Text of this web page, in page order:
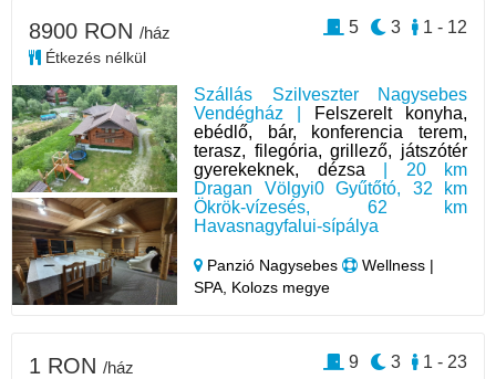
Szállás Szilveszter Nagysebes
Vendégház |
Felszerelt konyha,
ebédlő, bár, konferencia terem,
terasz, filegória, grillező, játszótér
gyerekeknek, dézsa | 20 km
Dragan Völgyi0 Gyűtőtó, 32 km
Ökrök-vízesés, 62 km
Havasnagyfalui-sípálya
Panzió Nagysebes
Wellness |
SPA, Kolozs megye
8900 RON /ház
Étkezés nélkül
1 - 12
3
5
1 RON /ház 1 - 23
3
9